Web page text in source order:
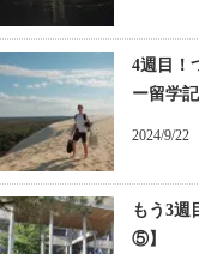
4週目！
ー留学
2024/9/22
もう3週
⑤】